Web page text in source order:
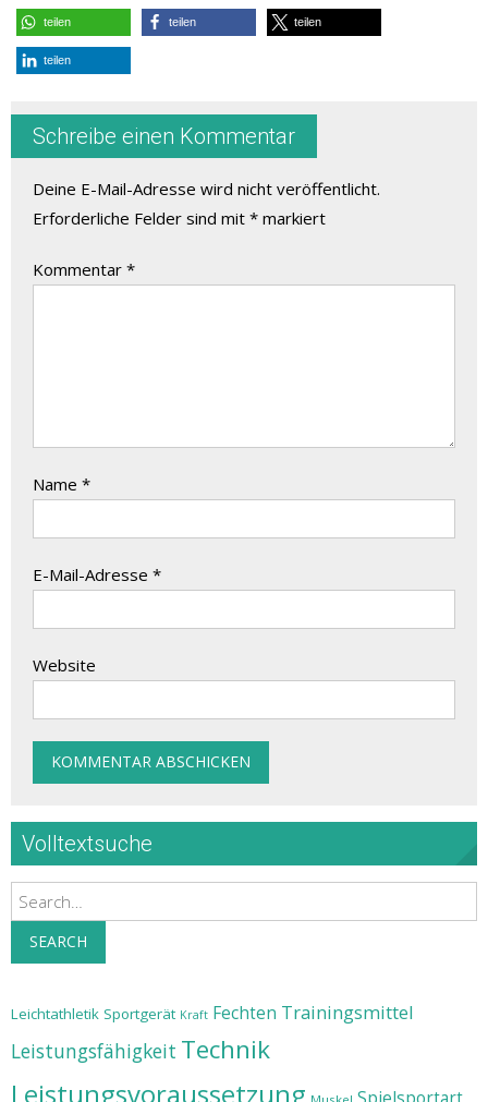
teilen teilen teilen
teilen
Schreibe einen Kommentar
Deine E-Mail-Adresse wird nicht veröffentlicht.
Erforderliche Felder sind mit * markiert
Kommentar *
Name *
E-Mail-Adresse *
Website
Volltextsuche
Search
SEARCH
Leichtathletik Sportgerät Kraft Fechten Trainingsmittel
Leistungsfähigkeit Technik
Leistungsvoraussetzung